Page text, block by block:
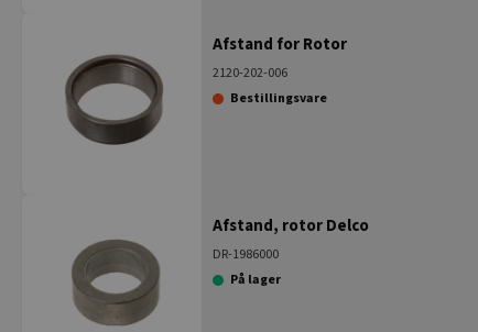
Afstand for Rotor
2120-202-006
Bestillingsvare
Afstand, rotor Delco
DR-1986000
På lager